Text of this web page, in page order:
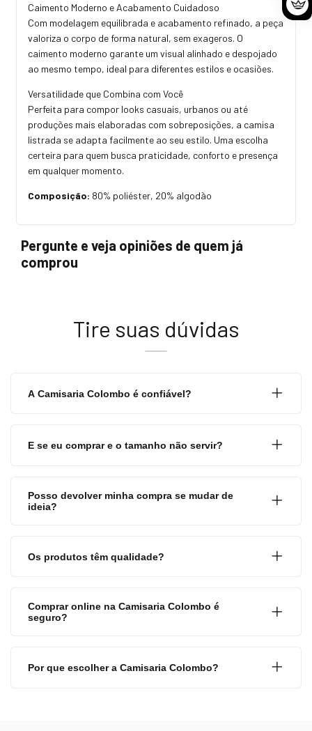
Caimento Moderno e Acabamento Cuidadoso
Com modelagem equilibrada e acabamento refinado, a peça
valoriza o corpo de forma natural, sem exageros. O
caimento moderno garante um visual alinhado e despojado
ao mesmo tempo, ideal para diferentes estilos e ocasiões.
Versatilidade que Combina com Você
Perfeita para compor looks casuais, urbanos ou até
produções mais elaboradas com sobreposições, a camisa
listrada se adapta facilmente ao seu estilo. Uma escolha
certeira para quem busca praticidade, conforto e presença
em qualquer momento.
Composição: 80% poliéster, 20% algodão
Pergunte e veja opiniões de quem já
comprou
Tire suas dúvidas
A Camisaria Colombo é confiável?
E se eu comprar e o tamanho não servir?
Posso devolver minha compra se mudar de
ideia?
Os produtos têm qualidade?
Comprar online na Camisaria Colombo é
seguro?
Por que escolher a Camisaria Colombo?